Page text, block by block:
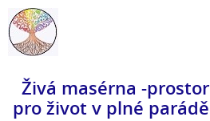
Živá masérna -prostor
pro život v plné parádě